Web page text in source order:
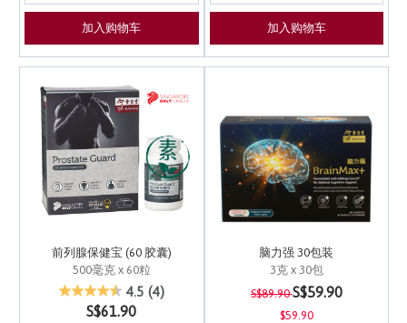
加入购物车 加入购物车
前列腺保健宝 (60 胶囊)
500毫克 x 60粒
4.9 out of 5 Customer Rating
4.5 (4)
S$61.90
脑力强 30包装
3克 x 30包
4.5 out of 5 Customer
Price reduced from
S$89.90to
S$59.90
$59.90